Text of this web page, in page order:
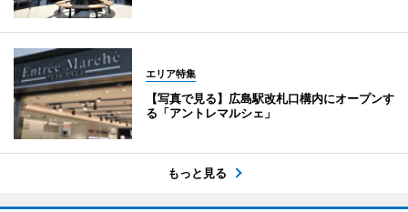
エリア特集
【写真で見る】広島駅改札口構内にオープンす
る「アントレマルシェ」
もっと見る